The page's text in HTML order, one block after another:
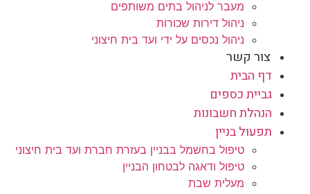
מעבר לניהול בתים משותפים
ניהול דירות שכורות
ניהול נכסים על ידי ועד בית חיצוני
צור קשר
דף הבית
גביית כספים
הנהלת חשבונות
תפעול בניין
טיפול בחשמל בבניין בעזרת חברת ועד בית חיצוני
טיפול ודאגה לבטחון הבניין
מעלית שבת